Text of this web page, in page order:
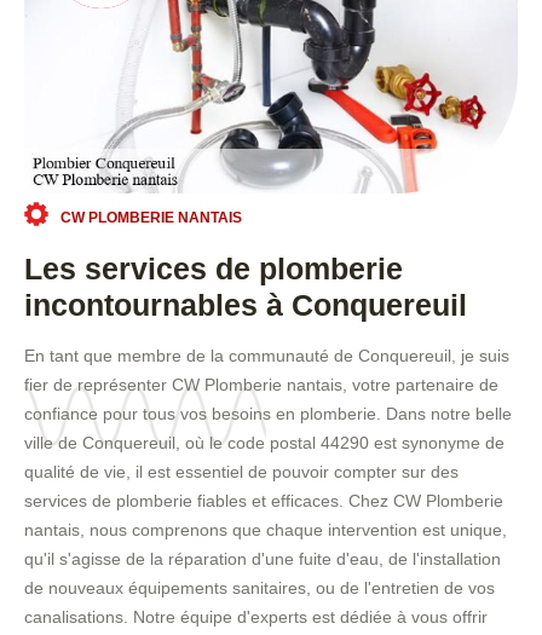
CW PLOMBERIE NANTAIS
Les services de plomberie
incontournables à Conquereuil
En tant que membre de la communauté de Conquereuil, je suis
fier de représenter CW Plomberie nantais, votre partenaire de
confiance pour tous vos besoins en plomberie. Dans notre belle
ville de Conquereuil, où le code postal 44290 est synonyme de
qualité de vie, il est essentiel de pouvoir compter sur des
services de plomberie fiables et efficaces. Chez CW Plomberie
nantais, nous comprenons que chaque intervention est unique,
qu'il s'agisse de la réparation d'une fuite d'eau, de l'installation
de nouveaux équipements sanitaires, ou de l'entretien de vos
canalisations. Notre équipe d'experts est dédiée à vous offrir